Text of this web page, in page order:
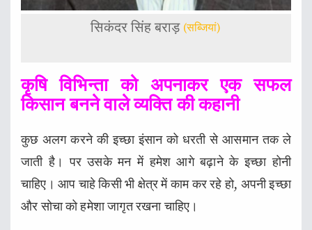
सिकंदर सिंह बराड़ (सब्जियां)
कृषि विभिन्ता को अपनाकर एक सफल
किसान बनने वाले व्यक्ति की कहानी
कुछ अलग करने की इच्छा इंसान को धरती से आसमान तक ले
जाती है। पर उसके मन में हमेश आगे बढ़ाने के इच्छा होनी
चाहिए। आप चाहे किसी भी क्षेत्र में काम कर रहे हो, अपनी इच्छा
और सोचा को हमेशा जागृत रखना चाहिए।